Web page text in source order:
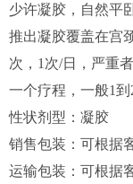
少许凝胶，自然平
推出凝胶覆盖在宫
次，1次/日，严重
一个疗程，一般1到
性状剂型：凝胶
销售包装：可根据
运输包装：可根据